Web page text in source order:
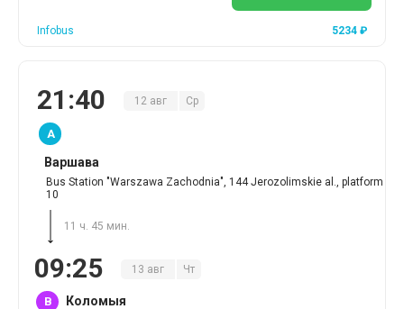
Infobus 5234 ₽
21 :40 12 авг Ср
A
Варшава
Bus Station "Warszawa Zachodnia", 144 Jerozolimskie al., platform
10
11 ч. 45 мин.
09:25 13 авг Чт
B Коломыя